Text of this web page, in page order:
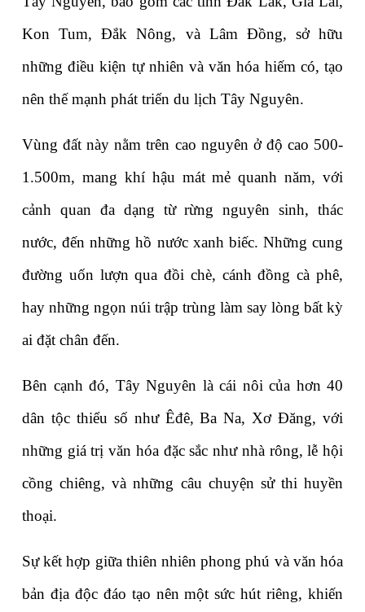
Kon Tum, Đắk Nông, và Lâm Đồng, sở hữu
những điều kiện tự nhiên và văn hóa hiếm có, tạo
nên thế mạnh phát triển du lịch Tây Nguyên.
Vùng đất này nằm trên cao nguyên ở độ cao 500-
1.500m, mang khí hậu mát mẻ quanh năm, với
cảnh quan đa dạng từ rừng nguyên sinh, thác
nước, đến những hồ nước xanh biếc. Những cung
đường uốn lượn qua đồi chè, cánh đồng cà phê,
hay những ngọn núi trập trùng làm say lòng bất kỳ
ai đặt chân đến.
Bên cạnh đó, Tây Nguyên là cái nôi của hơn 40
dân tộc thiểu số như Êđê, Ba Na, Xơ Đăng, với
những giá trị văn hóa đặc sắc như nhà rông, lễ hội
cồng chiêng, và những câu chuyện sử thi huyền
thoại.
Sự kết hợp giữa thiên nhiên phong phú và văn hóa
bản địa độc đáo tạo nên một sức hút riêng, khiến